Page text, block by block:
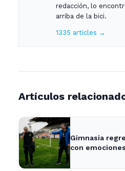
redacción, lo
arriba de la bici.
1335 articles →
Artículos
Gimnasia
con